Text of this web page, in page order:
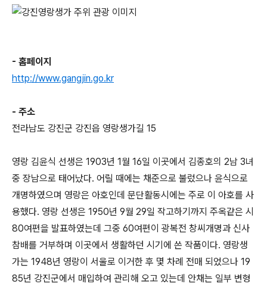
- 홈페이지
http://www.gangjin.go.kr
- 주소
전라남도 강진군 강진읍 영랑생가길 15
영랑 김윤식 선생은 1903년 1월 16일 이곳에서 김종호의 2남 3녀
중 장남으로 태어났다. 어릴 때에는 채준으로 불렀으나 윤식으로
개명하였으며 영랑은 아호인데 문단활동시에는 주로 이 아호를 사
용했다. 영랑 선생은 1950년 9월 29일 작고하기까지 주옥같은 시
80여편을 발표하였는데 그중 60여편이 광복전 창씨개명과 신사
참배를 거부하며 이곳에서 생활하던 시기에 쓴 작품이다. 영랑생
가는 1948년 영랑이 서울로 이거한 후 몇 차례 전매 되었으나 19
85년 강진군에서 매입하여 관리해 오고 있는데 안채는 일부 변형